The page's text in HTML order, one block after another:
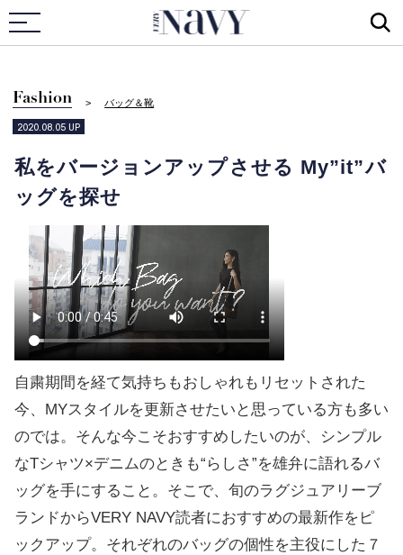
VERY NAVY
Fashion バッグ＆靴
2020.08.05 UP
私をバージョンアップさせる My”it”バ
ッグを探せ
自粛期間を経て気持ちもおしゃれもリセットされた
今、MYスタイルを更新させたいと思っている方も多い
のでは。そんな今こそおすすめしたいのが、シンプル
なTシャツ×デニムのときも“らしさ”を雄弁に語れるバ
ッグを手にすること。そこで、旬のラグジュアリーブ
ランドからVERY NAVY読者におすすめの最新作をピ
ックアップ。それぞれのバッグの個性を主役にした７